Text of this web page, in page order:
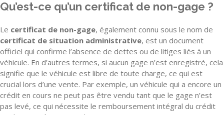
Qu’est-ce qu’un certificat de non-gage ?
Le certificat de non-gage, également connu sous le nom de
certificat de situation administrative, est un document
officiel qui confirme l’absence de dettes ou de litiges liés à un
véhicule. En d’autres termes, si aucun gage n’est enregistré, cela
signifie que le véhicule est libre de toute charge, ce qui est
crucial lors d’une vente. Par exemple, un véhicule qui a encore un
crédit en cours ne peut pas être vendu tant que le gage n’est
pas levé, ce qui nécessite le remboursement intégral du crédit